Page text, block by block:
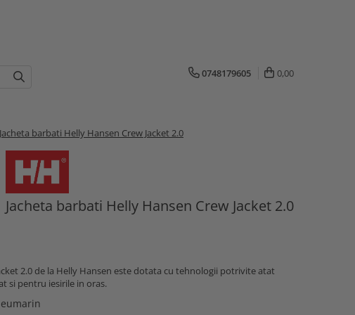
0748179605 0,00
Jacheta barbati Helly Hansen Crew Jacket 2.0
Jacheta barbati Helly Hansen Crew Jacket 2.0
2.0 de la Helly Hansen este dotata cu tehnologii potrivite atat
si pentru iesirile in oras.